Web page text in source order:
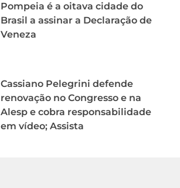
Pompeia é a oitava cidade do
Brasil a assinar a Declaração de
Veneza
Cassiano Pelegrini defende
renovação no Congresso e na
Alesp e cobra responsabilidade
em vídeo; Assista